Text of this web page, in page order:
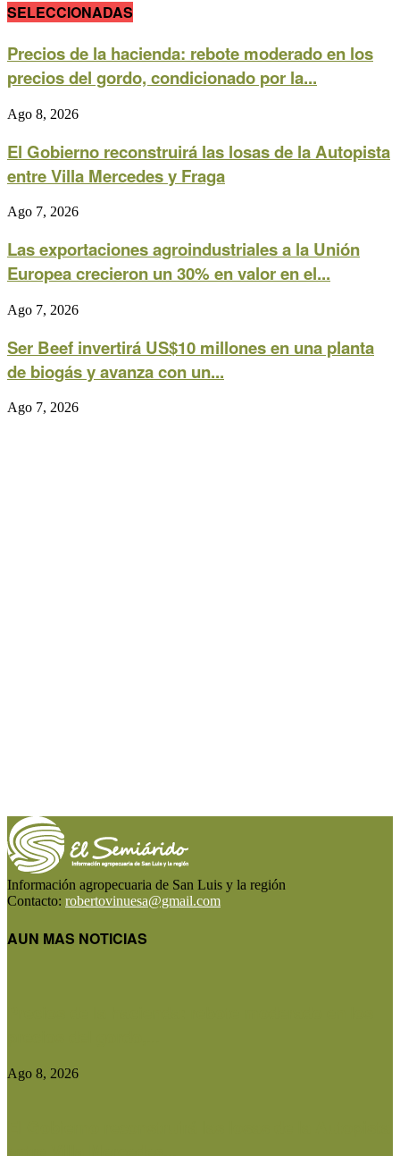
SELECCIONADAS
Precios de la hacienda: rebote moderado en los
precios del gordo, condicionado por la...
Ago 8, 2026
El Gobierno reconstruirá las losas de la Autopista
entre Villa Mercedes y Fraga
Ago 7, 2026
Las exportaciones agroindustriales a la Unión
Europea crecieron un 30% en valor en el...
Ago 7, 2026
Ser Beef invertirá US$10 millones en una planta
de biogás y avanza con un...
Ago 7, 2026
Información agropecuaria de San Luis y la región
Contacto: robertovinuesa@gmail.com
AUN MAS NOTICIAS
Ago 8, 2026